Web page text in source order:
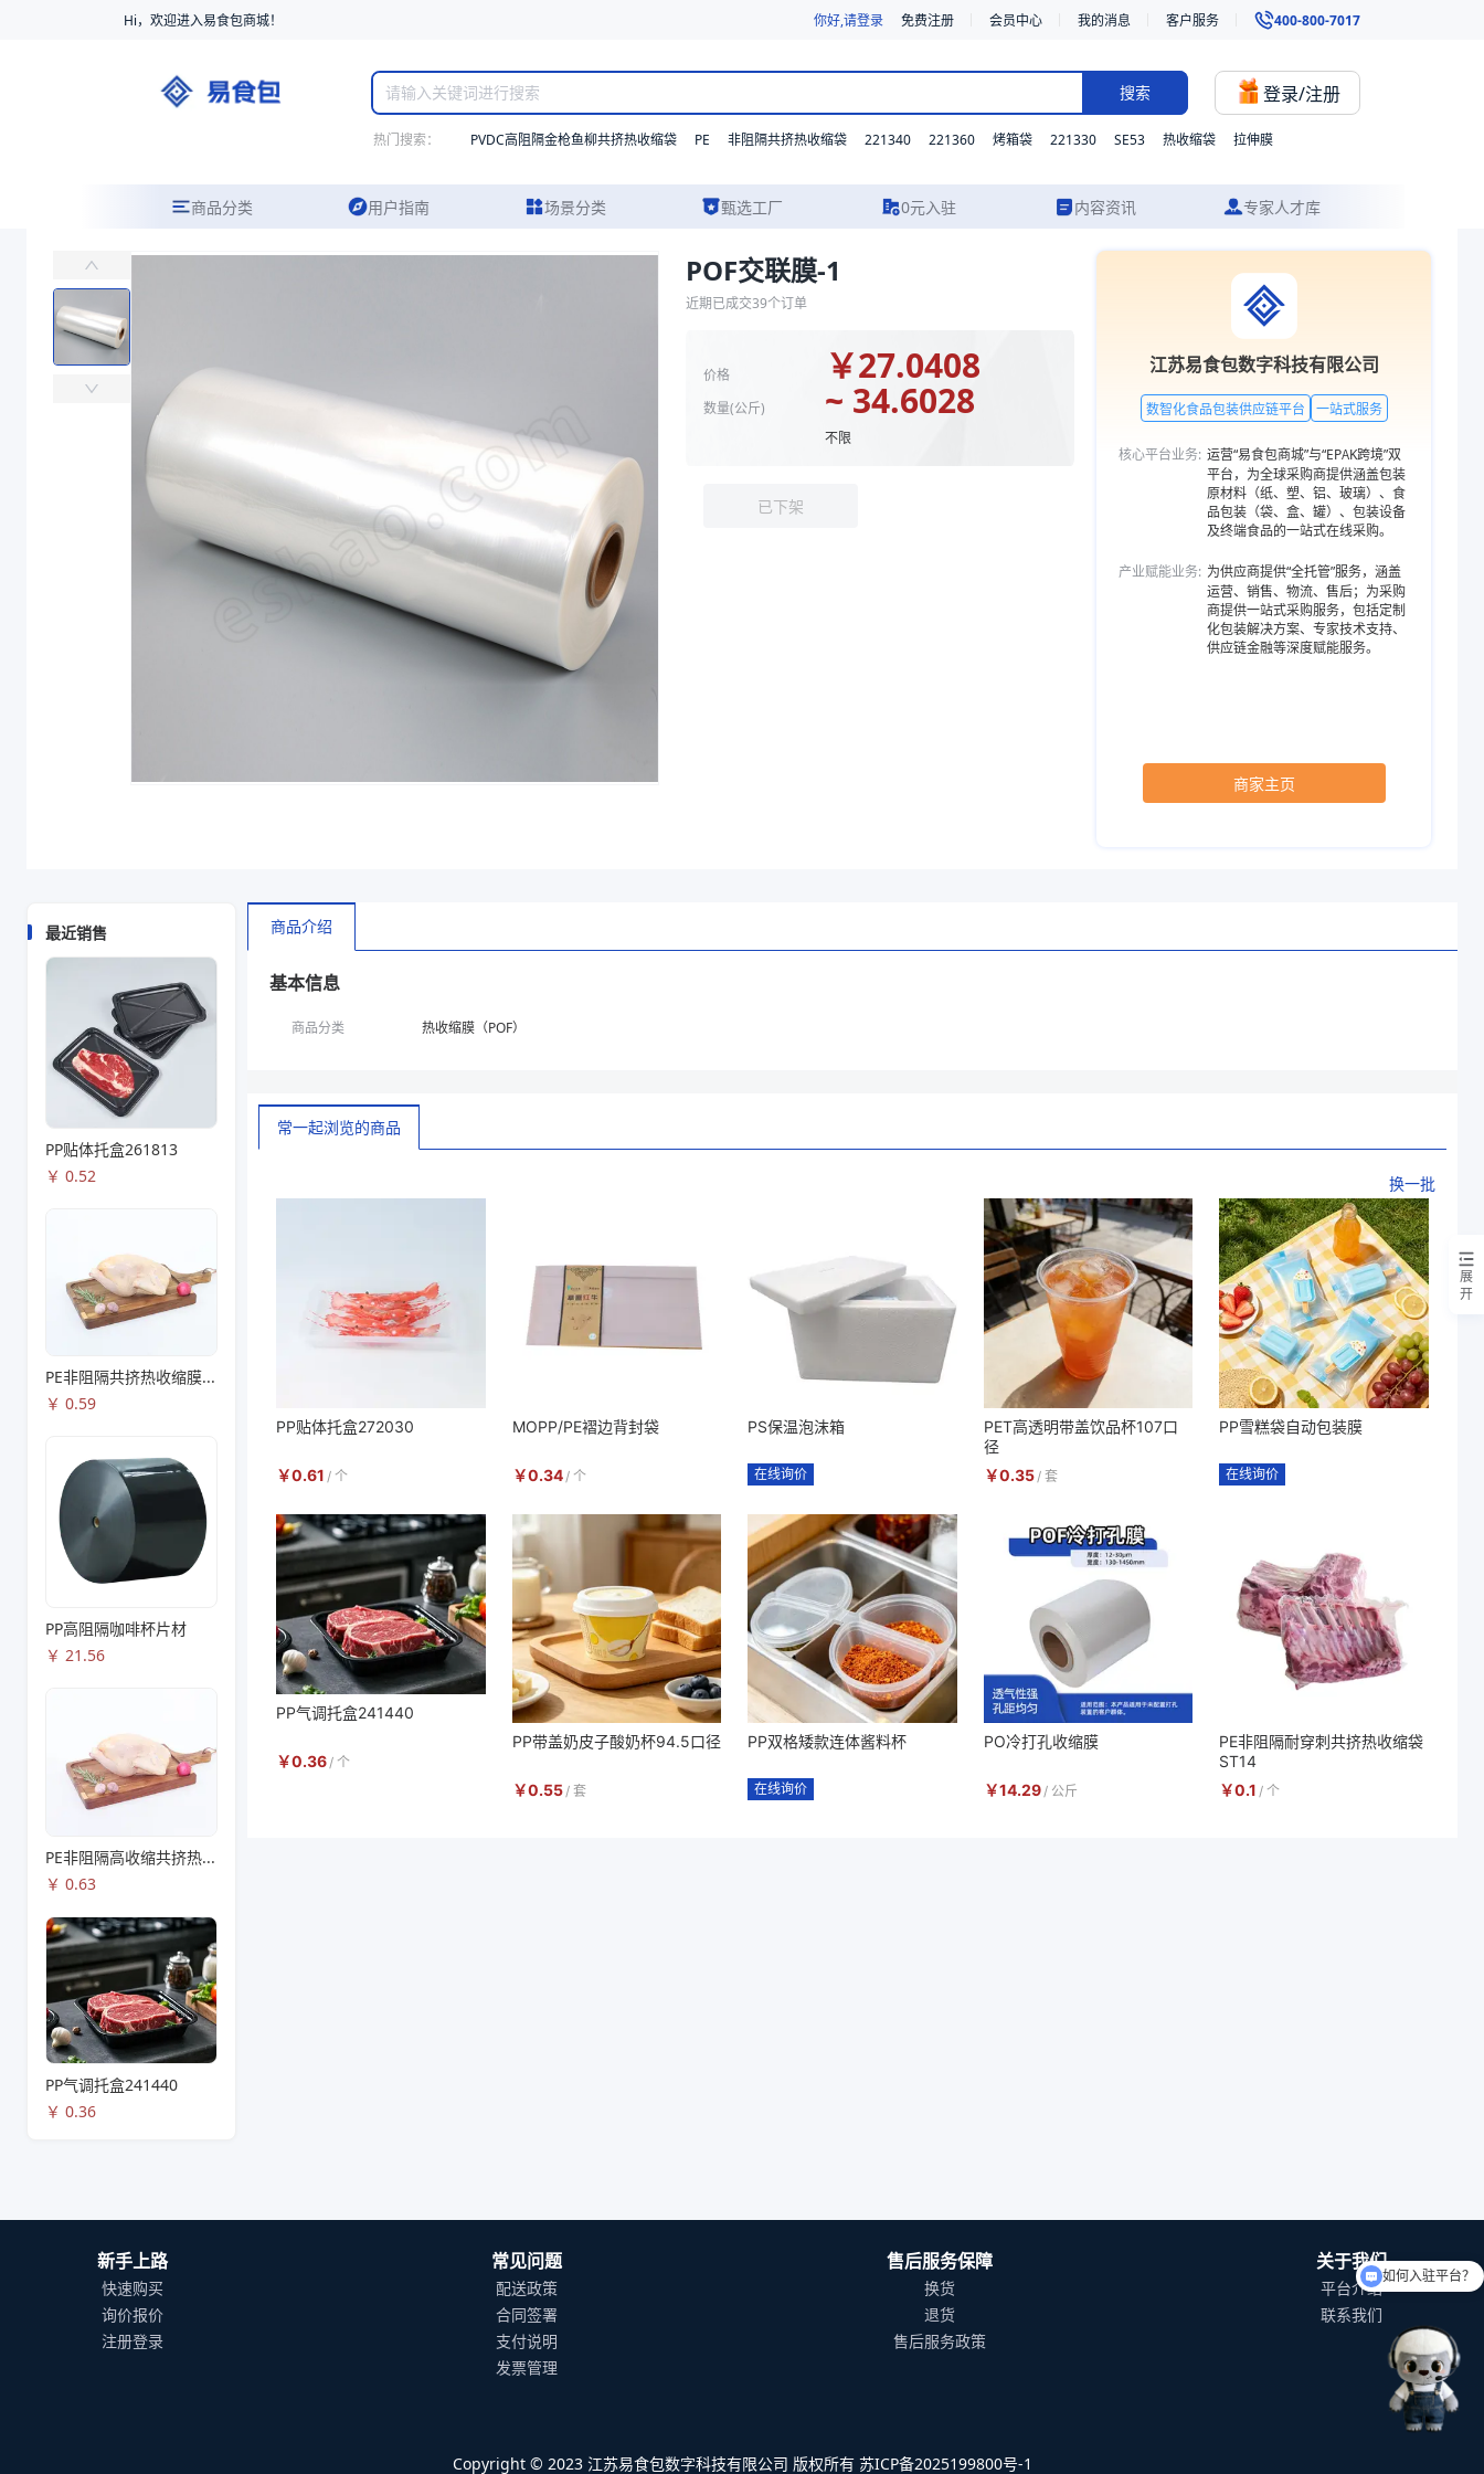
Hi，欢迎进入易食包商城！ 你好,请登录 免费注册 会员中心 我的消息 客户服务 400-800-7017
搜索 登录/注册
热门搜索： PVDC高阻隔金枪鱼柳共挤热收缩袋 PE 非阻隔共挤热收缩袋 221340 221360 烤箱袋 221330 SE53 热收缩袋 拉伸膜
商品分类 用户指南 场景分类 甄选工厂 0元入驻 内容资讯 专家人才库
易食包（EPAK）专注于POF交联膜-1包装，提供详尽的规格参数、实物图片及报价参考。我们支持材质、型号与功能的灵活定制，并提供从方案设计到成品交付的一站式食品包装服务。更多包装品类，欢迎访问易食包
￥27.0408 ~ ￥34.6028
商品参数
商品分类
热收缩膜（POF）
POF
POF
20、25、15、12
20、15、25、12
210、150、180、580、380、310、430、250、360
180*2.0、210*2.0、150*2.0、430*1.5、250*2.0、380*1.5、360*1.5、380*1.2、580*2.5、310*1.5、180、310、580、380、360、250、430、150、210
POF交联膜-1
近期已成交39个订单
价格
数量(公斤)
￥27.0408
~ 34.6028
不限
已下架
江苏易食包数字科技有限公司
数智化食品包装供应链平台 一站式服务
核心平台业务: 运营“易食包商城”与“EPAK跨境”双
平台，为全球采购商提供涵盖包装
原材料（纸、塑、铝、玻璃）、食
品包装（袋、盒、罐）、包装设备
及终端食品的一站式在线采购。
产业赋能业务: 为供应商提供“全托管”服务，涵盖
运营、销售、物流、售后；为采购
商提供一站式采购服务，包括定制
化包装解决方案、专家技术支持、
供应链金融等深度赋能服务。
商家主页
最近销售
PP贴体托盒261813
￥ 0.52
PE非阻隔共挤热收缩膜S53
￥ 0.59
PP高阻隔咖啡杯片材
￥ 21.56
PE非阻隔高收缩共挤热收缩膜S83
￥ 0.63
PP气调托盒241440
￥ 0.36
商品介绍
基本信息
商品分类 热收缩膜（POF）
常一起浏览的商品
换一批
PP贴体托盒272030
￥0.61 / 个
MOPP/PE褶边背封袋
￥0.34 / 个
PS保温泡沫箱
在线询价
PET高透明带盖饮品杯107口
径
￥0.35 / 套
PP雪糕袋自动包装膜
在线询价
PP气调托盒241440
￥0.36 / 个
PP带盖奶皮子酸奶杯94.5口径
￥0.55/ 套
PP双格矮款连体酱料杯
在线询价
PO冷打孔收缩膜
￥14.29/ 公斤
PE非阻隔耐穿刺共挤热收缩袋
ST14
￥0.1 / 个
展
开
新手上路
快速购买
询价报价
注册登录
常见问题
配送政策
合同签署
支付说明
发票管理
售后服务保障
换货
退货
售后服务政策
关于我们
平台介绍
联系我们
Copyright © 2023 江苏易食包数字科技有限公司 版权所有 苏ICP备2025199800号-1
如何入驻平台？